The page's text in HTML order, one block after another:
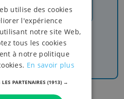
pour ne rien manquer
et de nos émissions
utilise des cookies
l'expérience
notre site Web,
tous les cookies
à notre politique
En savoir plus
PARTENAIRES (1913) →